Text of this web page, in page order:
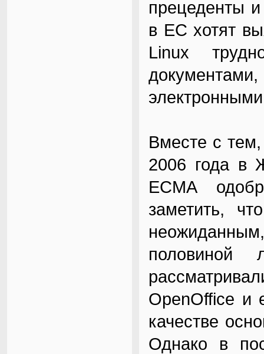
прецеденты
в ЕС хотят
Linux
Вместе с тем,
2006 года в
ECMA
заметить,
половиной
OpenOffice и
качестве
Однако в